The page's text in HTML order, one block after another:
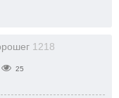
1218
25